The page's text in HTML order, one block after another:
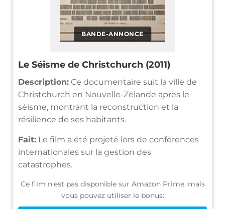
BANDE-ANNONCE
Le Séisme de Christchurch (2011)
Description: Ce documentaire suit la ville de
Christchurch en Nouvelle-Zélande après le
séisme, montrant la reconstruction et la
résilience de ses habitants.
Fait: Le film a été projeté lors de conférences
internationales sur la gestion des
catastrophes.
Ce film n'est pas disponible sur Amazon Prime, mais
vous pouvez utiliser le bonus: